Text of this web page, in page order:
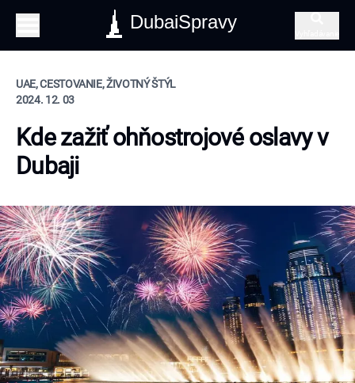
DubaiSpravy
UAE, CESTOVANIE, ŽIVOTNÝ ŠTÝL
2024. 12. 03
Kde zažiť ohňostrojové oslavy v
Dubaji